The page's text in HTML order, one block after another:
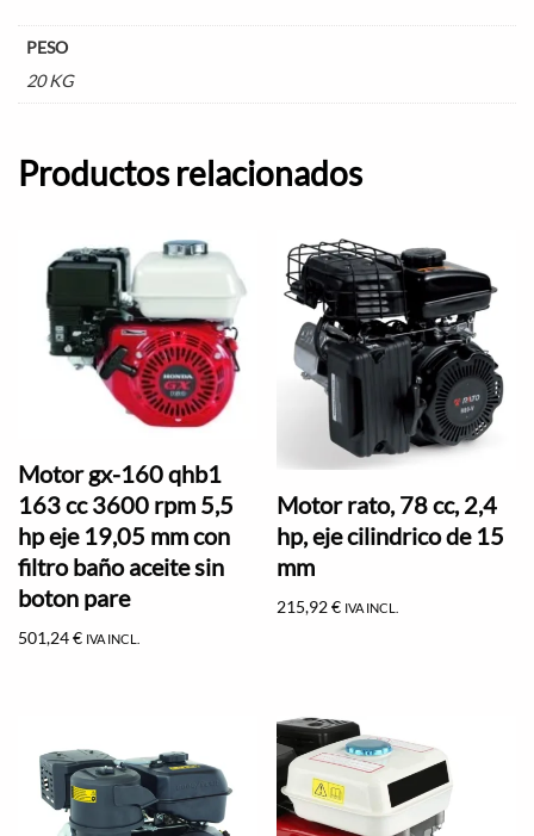
PESO
20 KG
Productos relacionados
Motor gx-160 qhb1
163 cc 3600 rpm 5,5
hp eje 19,05 mm con
filtro baño aceite sin
boton pare
501,24€ IVA INCL.
Motor rato, 78 cc, 2,4
hp, eje cilindrico de 15
mm
215,92€ IVA INCL.